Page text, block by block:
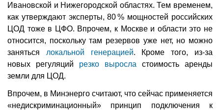
Ивановской и Нижегородской областях. Тем временем,
как утверждают эксперты, 80 % мощностей российских
ЦОД тоже в ЦФО. Впрочем, к Москве и области это не
относится, поскольку там резервов уже нет, но можно
заняться локальной генерацией. Кроме того, из-за
новых регуляций резко выросла стоимость аренды
земли для ЦОД.
Впрочем, в Минэнерго считают, что сейчас применяется
«недискриминационный» принцип подключения к